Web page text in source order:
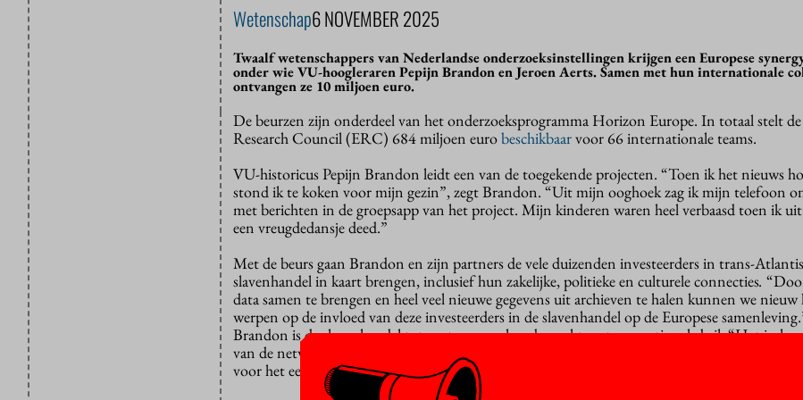
Wetenschap6 NOVEMBER 2025
Twaalf wetenschappers van Nederlandse onderzoeksinstellingen krijgen een Europese
onder wie VU-hoogleraren Pepijn Brandon en Jeroen Aerts. Samen met hun internationale
ontvangen ze 10 miljoen euro.
De beurzen zijn onderdeel van het onderzoeksprogramma Horizon Europe. In totaal stelt
Research Council (ERC) 684 miljoen eurobeschikbaarvoor 66 internationale teams.
VU-historicus Pepijn Brandon leidt een van de toegekende projecten. “Toen ik het nieuws
stond ik te koken voor mijn gezin”, zegt Brandon. “Uit mijn ooghoek zag ik mijn telefoon
met berichten in de groepsapp van het project. Mijn kinderen waren heel verbaasd toen ik
een vreugdedansje deed.”
Met de beurs gaan Brandon en zijn partners de vele duizenden investeerders in trans-
slavenhandel in kaart brengen, inclusief hun zakelijke, politieke en culturele connecties.
data samen te brengen en heel veel nieuwe gegevens uit archieven te halen kunnen we
werpen op de invloed van deze investeerders in de slavenhandel op de Europese
Brandon is de slavenhandel tot nu toe vooral onderzocht met een nationale bril. “Het in
van de netwerken zal het mogelijk maken de transnationale dimensies van de Europese
voor het eerst diepgaand te analyseren.”